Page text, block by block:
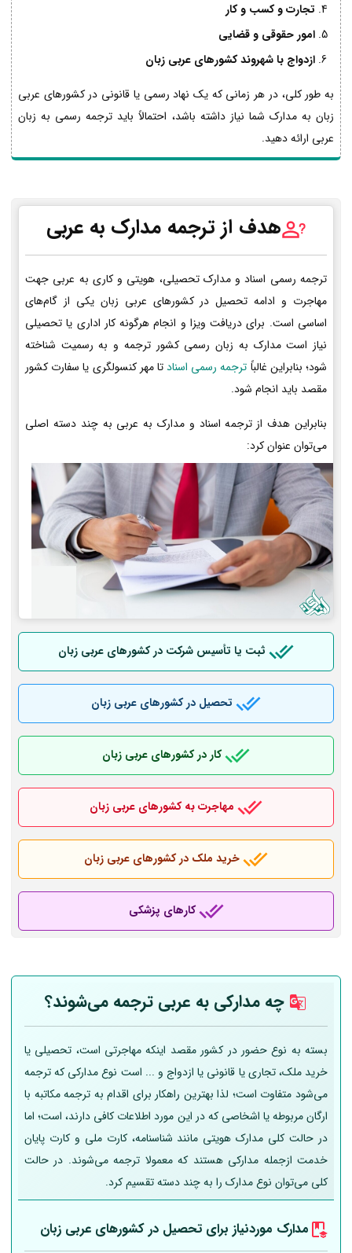
تجارت و کسب و کار
امور حقوقی و قضایی
ازدواج با شهروند کشورهای عربی زبان
به طور کلی، در هر زمانی که یک نهاد رسمی یا قانونی در کشورهای عربی
زبان به مدارک شما نیاز داشته باشد، احتمالاً باید ترجمه رسمی به زبان
عربی ارائه دهید.
هدف از ترجمه مدارک به عربی
ترجمه رسمی اسناد و مدارک تحصیلی، هویتی و کاری به عربی جهت
مهاجرت و ادامه تحصیل در کشورهای عربی زبان یکی از گام‌های
اساسی است. برای دریافت ویزا و انجام هرگونه کار اداری یا تحصیلی
نیاز است مدارک به زبان رسمی کشور ترجمه و به رسمیت شناخته
شود؛ بنابراین غالباً ترجمه رسمی اسنادتا مهر کنسولگری یا سفارت کشور
مقصد باید انجام شود.
بنابراین هدف از ترجمه اسناد و مدارک به عربی به چند دسته اصلی
می‌توان عنوان کرد:
ثبت یا تأسیس شرکت در کشورهای عربی زبان
تحصیل در کشورهای عربی زبان
کار در کشورهای عربی زبان
مهاجرت به کشورهای عربی زبان
خرید ملک در کشورهای عربی زبان
کارهای پزشکی
چه مدارکی به عربی ترجمه می‌شوند؟
بسته به نوع حضور در کشور مقصد اینکه مهاجرتی است، تحصیلی یا
خرید ملک، تجاری یا قانونی یا ازدواج و ... است نوع مدارکی که ترجمه
می‌شود متفاوت است؛ لذا بهترین راهکار برای اقدام به ترجمه مکاتبه با
ارگان مربوطه یا اشخاصی که در این مورد اطلاعات کافی دارند، است؛ اما
در حالت کلی مدارک هویتی مانند شناسنامه، کارت ملی و کارت پایان
خدمت ازجمله مدارکی هستند که معمولا ترجمه می‌شوند. در حالت
کلی می‌توان نوع مدارک را به چند دسته تقسیم کرد.
مدارک موردنیاز برای تحصیل در کشورهای عربی زبان